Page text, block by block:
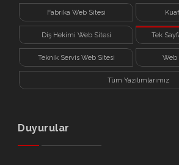
Fabrika Web Sitesi
Diş Hekimi Web Sitesi Tek
Teknik Servis Web Sitesi Web
Tüm Yazılımlarımız
Duyurular